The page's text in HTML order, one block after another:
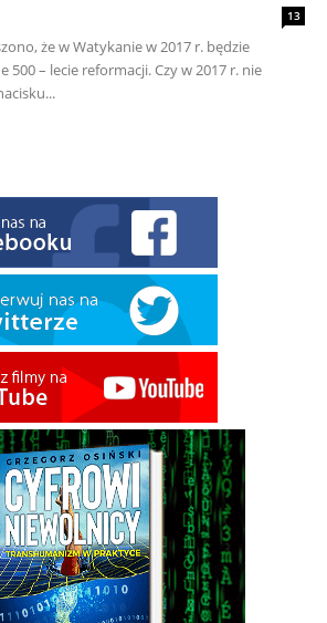
13
że w Watykanie w 2017 r. będzie
500 – lecie reformacji. Czy w 2017 r. nie